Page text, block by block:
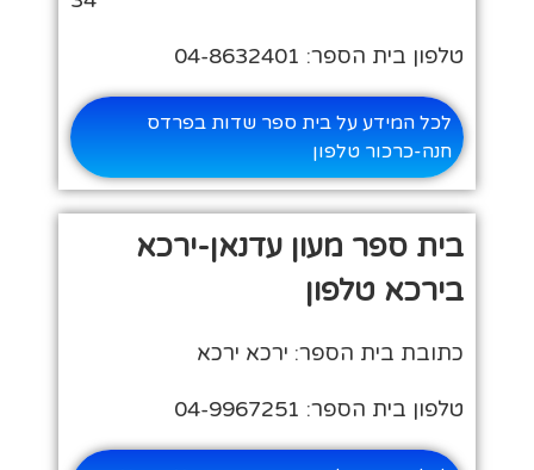
טלפון בית הספר: 04-8632401
לכל המידע על בית ספר שדות בפרדס
חנה-כרכור טלפון
בית ספר מעון עדנאן-ירכא
בירכא טלפון
כתובת בית הספר: ירכא ירכא
טלפון בית הספר: 04-9967251